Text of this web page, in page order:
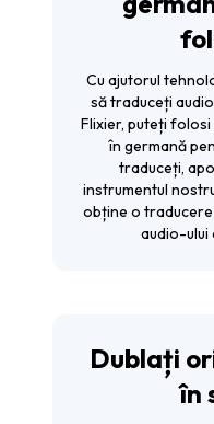
Cu ajutorul
să traduceți
Flixier, puteți
în germană
traduceți,
instrumentul
obține o
audio-ului
Dublați
în